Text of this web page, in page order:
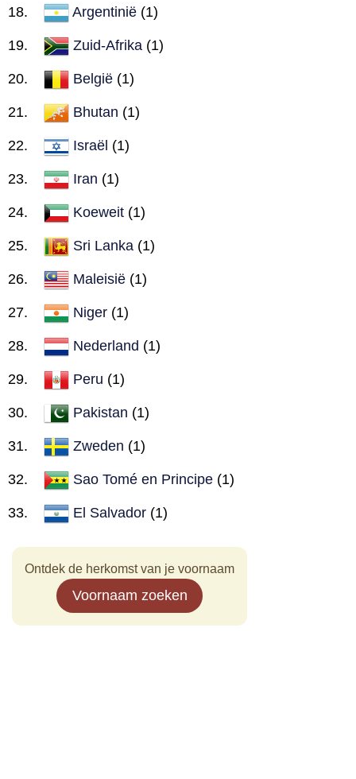
Argentinië (1)
Zuid-Afrika (1)
België (1)
Bhutan (1)
Israël (1)
Iran (1)
Koeweit (1)
Sri Lanka (1)
Maleisië (1)
Niger (1)
Nederland (1)
Peru (1)
Pakistan (1)
Zweden (1)
Sao Tomé en Principe (1)
El Salvador (1)
Ontdek de herkomst van je voornaam
Voornaam zoeken